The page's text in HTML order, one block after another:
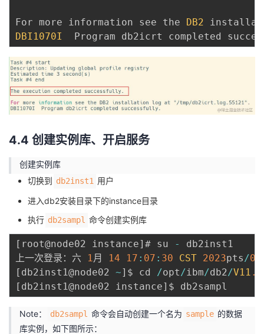
For more information see the DB2
DBI1070I
Program db2icrt completed
4.4 创建实例库、开启服务
创建实例库
切换到 db2inst1 用户
进入db2安装目录下的instance目录
执行 db2sampl 命令创建实例库
[ root@node02 instance] # su -
db2inst1
上一次登录：六
1 月 14 17 : 07 : 30 CST 2023pts /0
[ db2inst1@node02 ~] $ cd /opt /ibm/db2/V11 .5
[ db2inst1@node02 instance]
Note： db2sampl 命令会自动创建一个名为 sample 的数据
库实例，如下图所示：